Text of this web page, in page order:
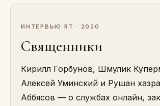
ИНТЕРВЬЮ · RT · 2020
Священники
Кирилл Горбунов, Шмулик
Алексей Уминский и Рушан
Аббясов — о службах онлайн,